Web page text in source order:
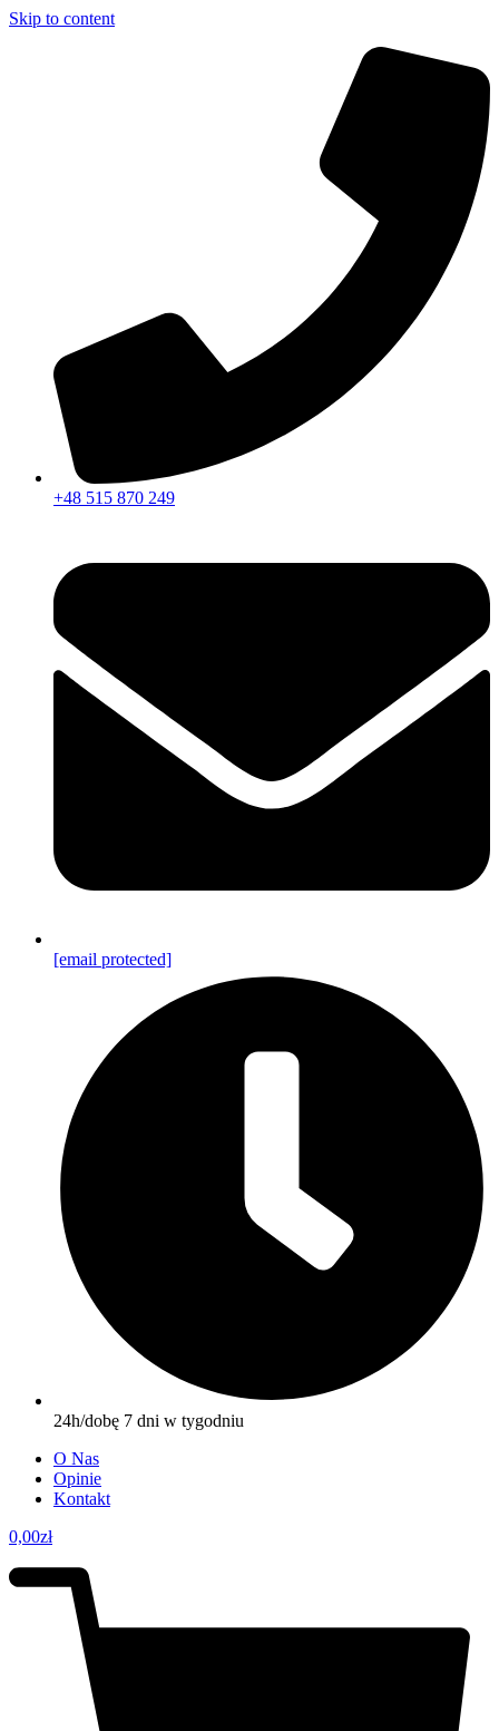
Skip to content
+48 515 870 249
[email protected]
24h/dobę 7 dni w tygodniu
O Nas
Opinie
Kontakt
0,00zł